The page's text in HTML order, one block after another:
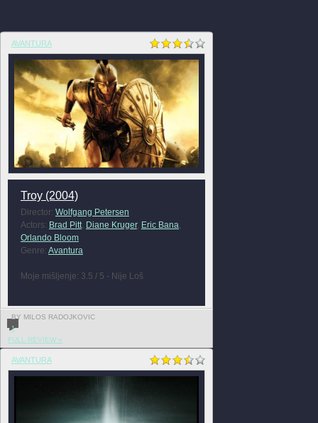
AVANTURA
Troy (2004)
Director: Wolfgang Petersen
Actors: Brad Pitt, Diane Kruger, Eric Bana,
Orlando Bloom
Genre: Avantura
Moje mišljenje: 3.5 / 5 - Nije Loš
BY MILOS RADOJKOVIC
1
FULL REVIEW »
AVANTURA